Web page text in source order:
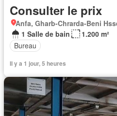
Consulter le prix
Anfa, Gharb-Chrarda-Beni
1 Salle de bain
1.200 m²
Bureau
Il y a 1 jour, 5 heures